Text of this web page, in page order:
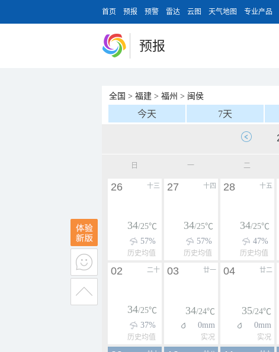
首页 预报 预警 雷达 云图 天气地图 专业产品
预报
全国 > 福建 > 福州 > 闽侯
今天 7天
日 一 二
十三
26
34/25℃
57%
历史均值
十四
27
34/25℃
57%
历史均值
十五
28
34/25℃
47%
历史均值
二十
02
34/25℃
37%
历史均值
廿一
03
34/24℃
0mm
实况
廿二
04
35/24℃
0mm
实况